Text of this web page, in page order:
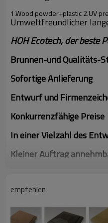
1.Wood powder+plastic 2.UV
Umweltfreundlicher
HOH Ecotech, der beste
Brunnen-und Qualitäts-
Sofortige Anlieferung
Entwurf und
Konkurrenzfähige Preise
In einer Vielzahl des
Kleiner Auftrag
Wir können Bauholz
empfehlen